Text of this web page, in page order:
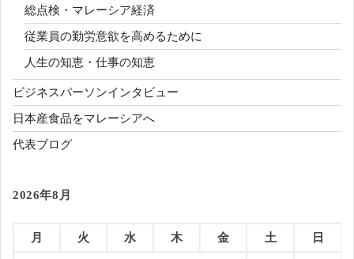
総点検・マレーシア経済
従業員の勤労意欲を高めるために
人生の知恵・仕事の知恵
ビジネスパーソンインタビュー
日本産食品をマレーシアへ
代表ブログ
2026年8月
月 火 水 木 金 土 日